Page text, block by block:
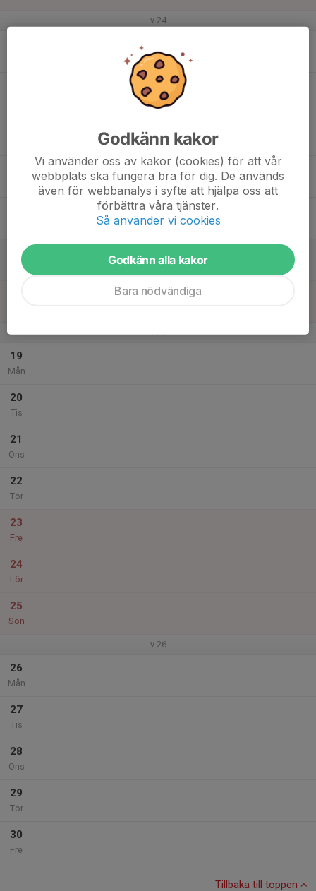
v.24
17
Lör
v.25
19
Mån
20
Tis
21
Ons
22
Tor
23
Fre
24
Lör
25
Sön
v.26
26
Mån
27
Tis
28
Ons
29
Tor
30
Fre
Tillbaka till toppen
Godkänn kakor
Vi använder oss av kakor (cookies) för att vår
webbplats ska fungera bra för dig. De används
även för webbanalys i syfte att hjälpa oss att
förbättra våra tjänster.
Så använder vi cookies
Godkänn alla kakor
Bara nödvändiga